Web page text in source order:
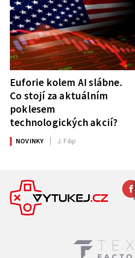
Euforie kolem AI slábne.
Co stojí za aktuálním
poklesem
technologických akcií?
NOVINKY J. Filip